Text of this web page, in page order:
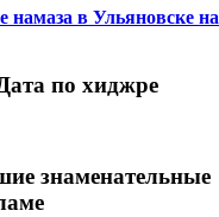
намаза в Ульяновске на
по хиджре
знаменательные